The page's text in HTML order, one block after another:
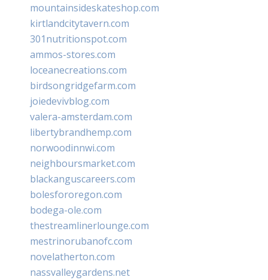
mountainsideskateshop.com
kirtlandcitytavern.com
301nutritionspot.com
ammos-stores.com
loceanecreations.com
birdsongridgefarm.com
joiedevivblog.com
valera-amsterdam.com
libertybrandhemp.com
norwoodinnwi.com
neighboursmarket.com
blackanguscareers.com
bolesfororegon.com
bodega-ole.com
thestreamlinerlounge.com
mestrinorubanofc.com
novelatherton.com
nassvalleygardens.net